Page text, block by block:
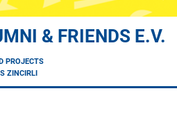
& FRIENDS E.V.
PROJECTS
ZINCIRLI